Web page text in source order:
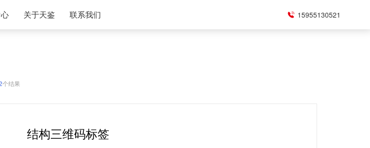
关于天鉴
分支机构
>
联系我们 15955130521
个结果
结构三维码标签